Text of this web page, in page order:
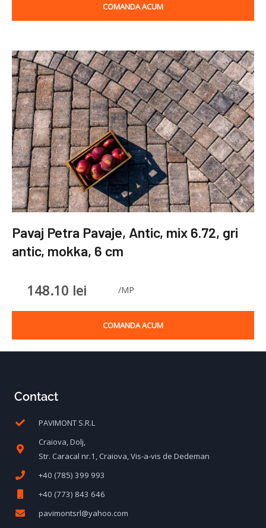
COMANDA ACUM
Pavaj Petra Pavaje, Antic, mix 6.72, gri
antic, mokka, 6 cm
148.10 lei /MP
COMANDA ACUM
Contact
PAVIMONT S.R.L
Craiova, Dolj,
Str. Caracal nr.1, Craiova, Vis-a-vis de Dedeman
+40 (785) 399 993
+40 (773) 843 646
pavimontsrl@yahoo.com